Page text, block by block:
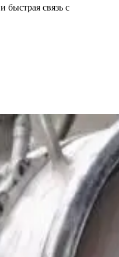
быстрая связь с